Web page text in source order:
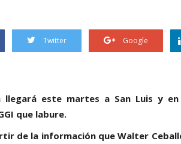
Twitter Google
llegará este martes a San Luis y
que labure.
de la información que Walter